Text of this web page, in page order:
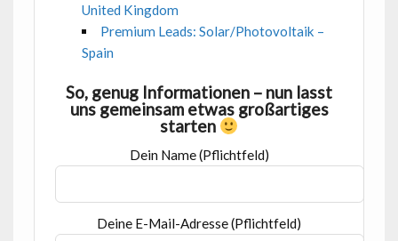
United Kingdom
Premium Leads: Solar/Photovoltaik –
Spain
So, genug Informationen – nun lasst
uns gemeinsam etwas großartiges
starten
Dein Name (Pflichtfeld)
Deine E-Mail-Adresse (Pflichtfeld)